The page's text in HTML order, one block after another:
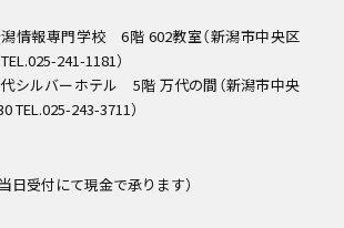
報専門学校 6階 602教室（新潟市中央区
241-1181）
シルバーホテル 5階 万代の間（新潟市中央
TEL.025-243-3711）
日受付にて現金で承ります）